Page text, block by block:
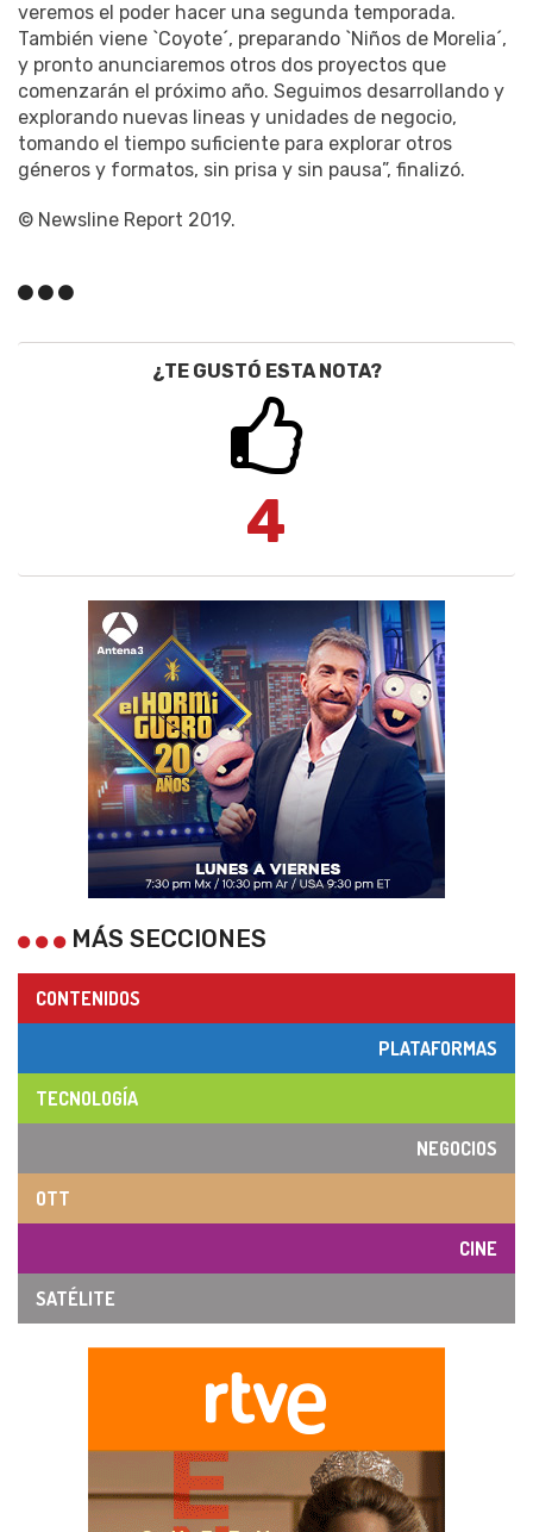
veremos el poder hacer una segunda temporada.
También viene `Coyote´, preparando `Niños de Morelia´,
y pronto anunciaremos otros dos proyectos que
comenzarán el próximo año. Seguimos desarrollando y
explorando nuevas lineas y unidades de negocio,
tomando el tiempo suficiente para explorar otros
géneros y formatos, sin prisa y sin pausa”, finalizó.
© Newsline Report 2019.
¿TE GUSTÓ ESTA NOTA?
4
MÁS SECCIONES
CONTENIDOS
PLATAFORMAS
TECNOLOGÍA
NEGOCIOS
OTT
CINE
SATÉLITE